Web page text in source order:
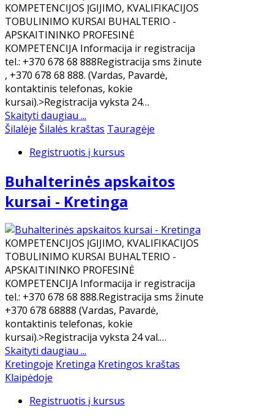
KOMPETENCIJOS ĮGIJIMO, KVALIFIKACIJOS
TOBULINIMO KURSAI BUHALTERIO -
APSKAITININKO PROFESINĖ
KOMPETENCIJA Informacija ir registracija
tel.: +370 678 68 888Registracija sms žinute
, +370 678 68 888. (Vardas, Pavardė,
kontaktinis telefonas, kokie
kursai).>Registracija vyksta 24…
Skaityti daugiau ...
Šilalėje Šilalės kraštas Tauragėje
Registruotis į kursus
Buhalterinės apskaitos
kursai - Kretinga
KOMPETENCIJOS ĮGIJIMO, KVALIFIKACIJOS
TOBULINIMO KURSAI BUHALTERIO -
APSKAITININKO PROFESINĖ
KOMPETENCIJA Informacija ir registracija
tel.: +370 678 68 888.Registracija sms žinute
+370 678 68888 (Vardas, Pavardė,
kontaktinis telefonas, kokie
kursai).>Registracija vyksta 24 val.…
Skaityti daugiau ...
Kretingoje Kretinga Kretingos kraštas
Klaipėdoje
Registruotis į kursus